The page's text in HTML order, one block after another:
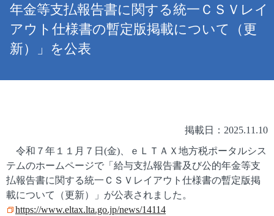
年金等支払報告書に関する統一ＣＳＶレイ
アウト仕様書の暫定版掲載について（更
新）」を公表
掲載日：2025.11.10
令和７年１１月７日(金)、ｅＬＴＡＸ地方税ポータルシス
テムのホームページで「給与支払報告書及び公的年金等支
払報告書に関する統一ＣＳＶレイアウト仕様書の暫定版掲
載について（更新）」が公表されました。
https://www.eltax.lta.go.jp/news/14114